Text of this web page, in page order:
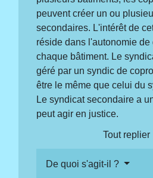
peuvent créer un ou
secondaires. L'intérêt de
réside dans l'autonomie de
chaque bâtiment. Le
géré par un syndic de
être le même que celui du
Le syndicat secondaire a
peut agir en justice.
Tout replier
De quoi s'agit-il ?